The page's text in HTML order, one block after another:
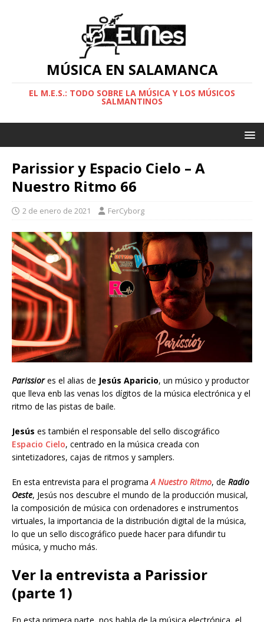
MÚSICA EN SALAMANCA
EL M.E.S.: TODO SOBRE LA MÚSICA Y LOS MÚSICOS
SALMANTINOS
Parissior y Espacio Cielo – A
Nuestro Ritmo 66
2 de enero de 2021 FerCyborg
Parissiores el alias de Jesús Aparicio, un músico y productor
que lleva enb las venas los dígitos de la música electrónica y el
ritmo de las pistas de baile.
Jesús es también el responsable del sello discográfico
Espacio Cielo, centrado en la música creada con
sintetizadores, cajas de ritmos y samplers.
En esta entrevista para el programaA Nuestro Ritmo, de Radio
Oeste, Jesús nos descubre el mundo de la producción musical,
la composición de música con ordenadores e instrumentos
virtuales, la importancia de la distribución digital de la música,
lo que un sello discográfico puede hacer para difundir tu
música, y mucho más.
Ver la entrevista a Parissior
(parte 1)